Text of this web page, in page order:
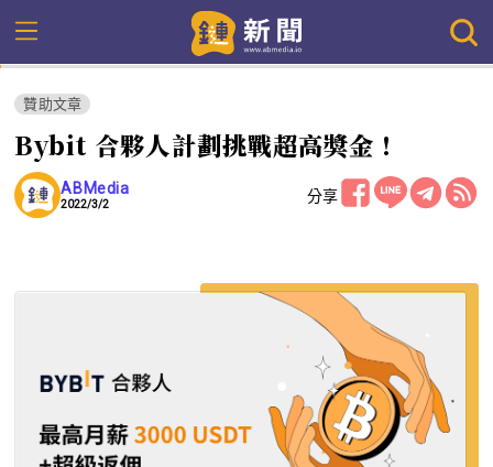
贊助文章
Bybit 合夥人計劃挑戰超高獎金！
ABMedia
2022/3/2 分享